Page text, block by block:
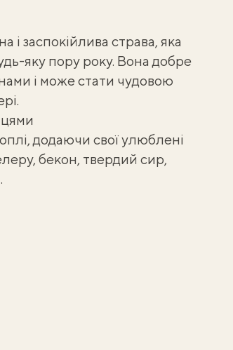
заспокійлива страва, яка
яку пору року. Вона добре
і може стати чудовою
додаючи свої улюблені
бекон, твердий сир,